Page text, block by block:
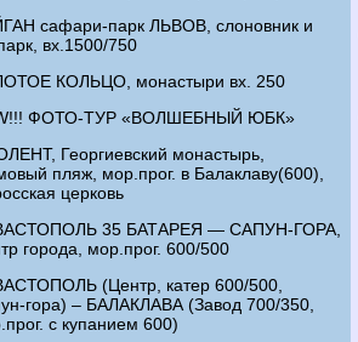
сафари-парк ЛЬВОВ, слоновник и
вх.1500/750
КОЛЬЦО, монастыри вх. 250
!!! ФОТО-ТУР «ВОЛШЕБНЫЙ ЮБК»
Георгиевский монастырь,
пляж, мор.прог. в Балаклаву(600),
церковь
35 БАТАРЕЯ — САПУН-ГОРА,
города, мор.прог. 600/500
(Центр, катер 600/500,
гора) – БАЛАКЛАВА (Завод 700/350,
с купанием 600)